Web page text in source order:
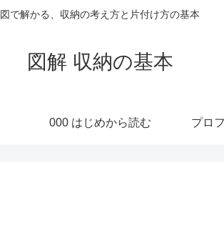
図で解かる、収納の考え方と片付け方の基本
図解 収納の基本
000 はじめから読む プロ